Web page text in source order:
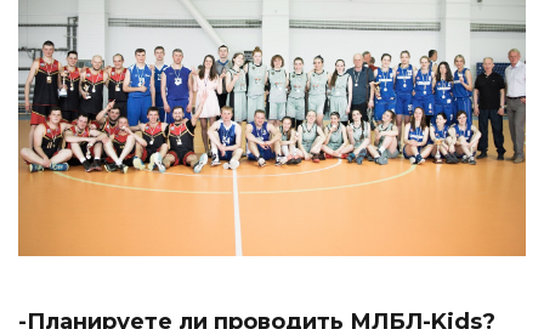
-Планируете ли проводить МЛБЛ-Kids?